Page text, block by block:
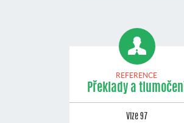
REFERENCE
Překlady a tlumočení
Vize 97